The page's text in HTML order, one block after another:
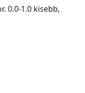
0.0-1.0 kisebb,